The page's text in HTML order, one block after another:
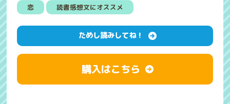
恋 読書感想文にオススメ
ためし読みしてね！
購入はこちら